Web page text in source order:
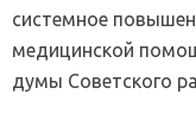
системное
медицинской
думы Советского